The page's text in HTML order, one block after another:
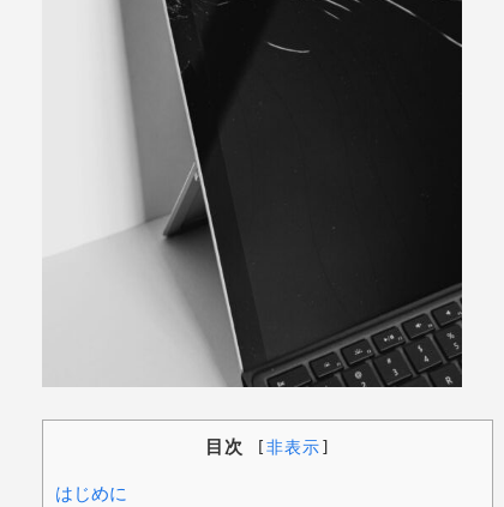
目次 [非表示]
はじめに